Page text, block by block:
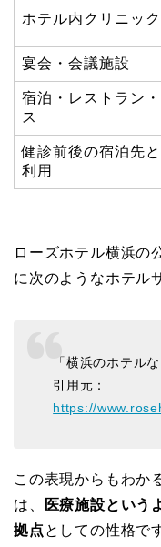
ホテル内クリニッ
宴会・会議施設
宿泊・レストラン
ス
健診前後の宿泊先
利用
ローズホテル横浜の
に次のようなホテル
「横浜のホテル
引用元：
https://
この表現からもわか
は、
医療施設という
拠点 としての性格で